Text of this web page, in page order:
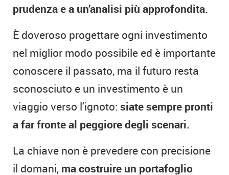
prudenza e a un’analisi più approfondita.
È doveroso progettare ogni investimento
nel miglior modo possibile ed è importante
conoscere il passato, ma il futuro resta
sconosciuto e un investimento è un
viaggio verso l'ignoto: siate sempre pronti
a far fronte al peggiore degli scenari.
La chiave non è prevedere con precisione
il domani, ma costruire un portafoglio